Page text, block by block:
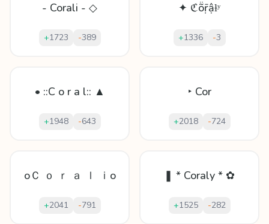
- Corali - ◇
+1723 -389
✦ ℭṏṝậƚʸ
+1336 -3
• ::C o r a l:: ▲
+1948 -643
‣ Cor
+2018 -724
oＣ ｏ ｒ ａ ｌ ｉo
+2041 -791
❚ * Coraly * ✿
+1525 -282